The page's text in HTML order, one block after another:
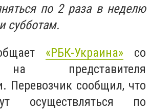
по 2 раза в неделю
субботам.
«РБК-Украина» со
представителя
Перевозчик сообщил, что
осуществляться по